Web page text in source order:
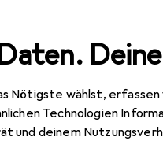
Nötigste wählst,
Technologien
und deinem
Peripherie